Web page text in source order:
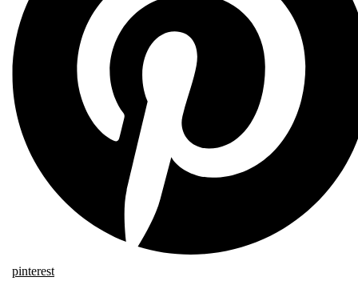
pinterest